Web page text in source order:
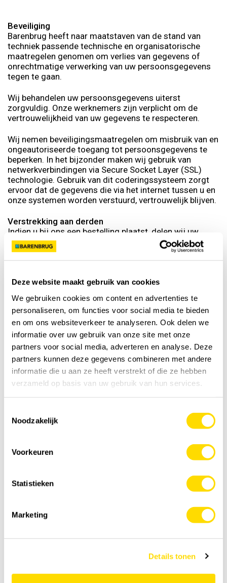
Deze website maakt gebruik van cookies
We gebruiken cookies om content en advertenties te
personaliseren, om functies voor social media te bieden
en om ons websiteverkeer te analyseren. Ook delen we
informatie over uw gebruik van onze site met onze
partners voor social media, adverteren en analyse. Deze
partners kunnen deze gegevens combineren met andere
informatie die u aan ze heeft verstrekt of die ze hebben
verzameld op basis van uw gebruik van hun services.
Noodzakelijk
Voorkeuren
Statistieken
Marketing
Details tonen
Beveiliging
Barenbrug heeft naar maatstaven van de stand van
techniek passende technische en organisatorische
maatregelen genomen om verlies van gegevens of
onrechtmatige verwerking van uw persoonsgegevens
tegen te gaan.
Wij behandelen uw persoonsgegevens uiterst
zorgvuldig. Onze werknemers zijn verplicht om de
vertrouwelijkheid van uw gegevens te respecteren.
Wij nemen beveiligingsmaatregelen om misbruik van en
ongeautoriseerde toegang tot persoonsgegevens te
beperken. In het bijzonder maken wij gebruik van
netwerkverbindingen via Secure Socket Layer (SSL)
technologie. Gebruik van dit coderingssysteem zorgt
ervoor dat de gegevens die via het internet tussen u en
onze systemen worden verstuurd, vertrouwelijk blijven.
Verstrekking aan derden
Indien u bij ons een bestelling plaatst, delen wij uw
persoonsgegevens met de uitvoerende dealer. Ten
behoeve van het uitvoeren van overige specialistische
werkzaamheden, kan het voorkomen dat wij uw
bijvoorbeeld aan de afhandeling van verzendingen per
met uw persoonsgegevens om te gaan en wij beperken
dit delen tot een absoluut minimum.
Daarnaast kan Barenbrug uw gegevens verstrekken aan
derden indien zij daartoe op grond van de geldende
wet- en/of regelgeving, een gerechtelijk bevel of een
rechtelijk vonnis is gerechtigd of wordt verplicht, dan
wel daartoe toestemming van u heeft gekregen.
Doorgifte naar andere landen
naar landen buiten de EER.
Wij bewaren uw persoonsgegevens niet langer dan
nodig is voor het doel waarvoor wij ze hebben
niet langer worden bewaard dan noodzakelijk is ter
voldoening aan een wettelijke bewaarplicht van
Cookies
Cookies zijn kleine informatiebestanden die bij een
bezoek aan de website worden opgeslagen op het
apparaat waarmee je onze website bezoekt, zoals een
computer, tablet, smartphone of smartwatch.